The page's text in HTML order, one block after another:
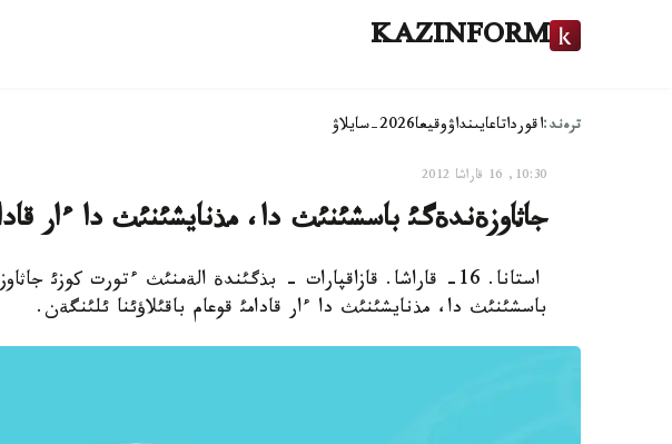
KAZINFORM
ترەند:اقورداتاعايىنداۋوقيعا2026-سايلاۋ
10:30, 16 قاراشا 2012
جاثاوزةندةگئ باسشئنئث دا، مذنايشئنئث دا ءار
استانا. 16- قاراشا. قازاقپارات - بذگئندة الةمنئث ءتورت
باسشئنئث دا، مذنايشئنئث دا ءار قادامئ قوعام باقئلاؤئنا ئلئنگةن.